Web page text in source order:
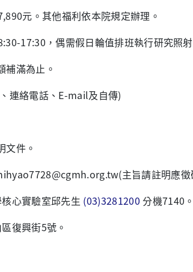
元。其他福利依本院規定辦理。
17:30，偶需假日輪值排班執行研究照射
補滿為止。
連絡電話、E-mail及自傳)
文件。
主旨請註明應徵
心實驗室邱先生 (03)3281200 分機7140。
復興街5號。